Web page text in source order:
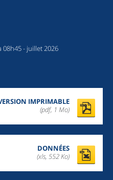
08h45- juillet 2026
IMPRIMABLE
(pdf, 1 Mo)
DONNÉES
(xls, 552 Ko)